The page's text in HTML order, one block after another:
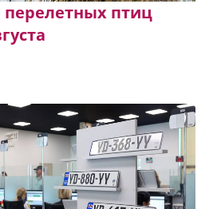
перелетных птиц